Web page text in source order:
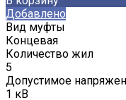
Добавлено
Вид муфты
Концевая
Количество жил
5
Допустимое
1 кВ